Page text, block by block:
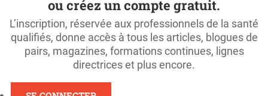
ou créez un compte gratuit.
L’inscription, réservée aux professionnels de la santé
qualifiés, donne accès à tous les articles, blogues de
pairs, magazines, formations continues, lignes
directrices et plus encore.